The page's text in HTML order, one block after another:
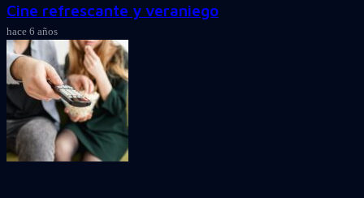
Cine refrescante y veraniego
hace 6 años